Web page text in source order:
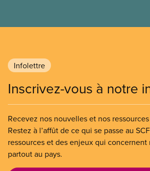
Infolettre
Inscrivez-vous à notre
Recevez nos nouvelles et nos
Restez à l’affût de ce qui se passe au
ressources et des enjeux qui concernent
partout au pays.